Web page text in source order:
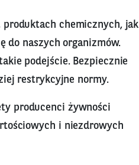
chemicznych, jak
do naszych organizmów.
podejście. Bezpiecznie
restrykcyjne normy.
producenci żywności
i niezdrowych